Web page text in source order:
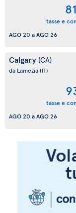
tasse e
AGO 20 aAGO 26
Calgary (CA)
da Lamezia(IT)
tasse e
AGO 20 aAGO 26